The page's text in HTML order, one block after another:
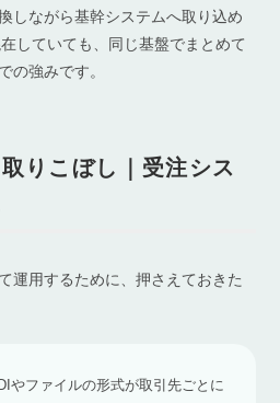
しながら基幹システムへ取り込め
していても、同じ基盤でまとめて
の強みです。
りこぼし｜受注シス
運用するために、押さえておきた
やファイルの形式が取引先ごとに